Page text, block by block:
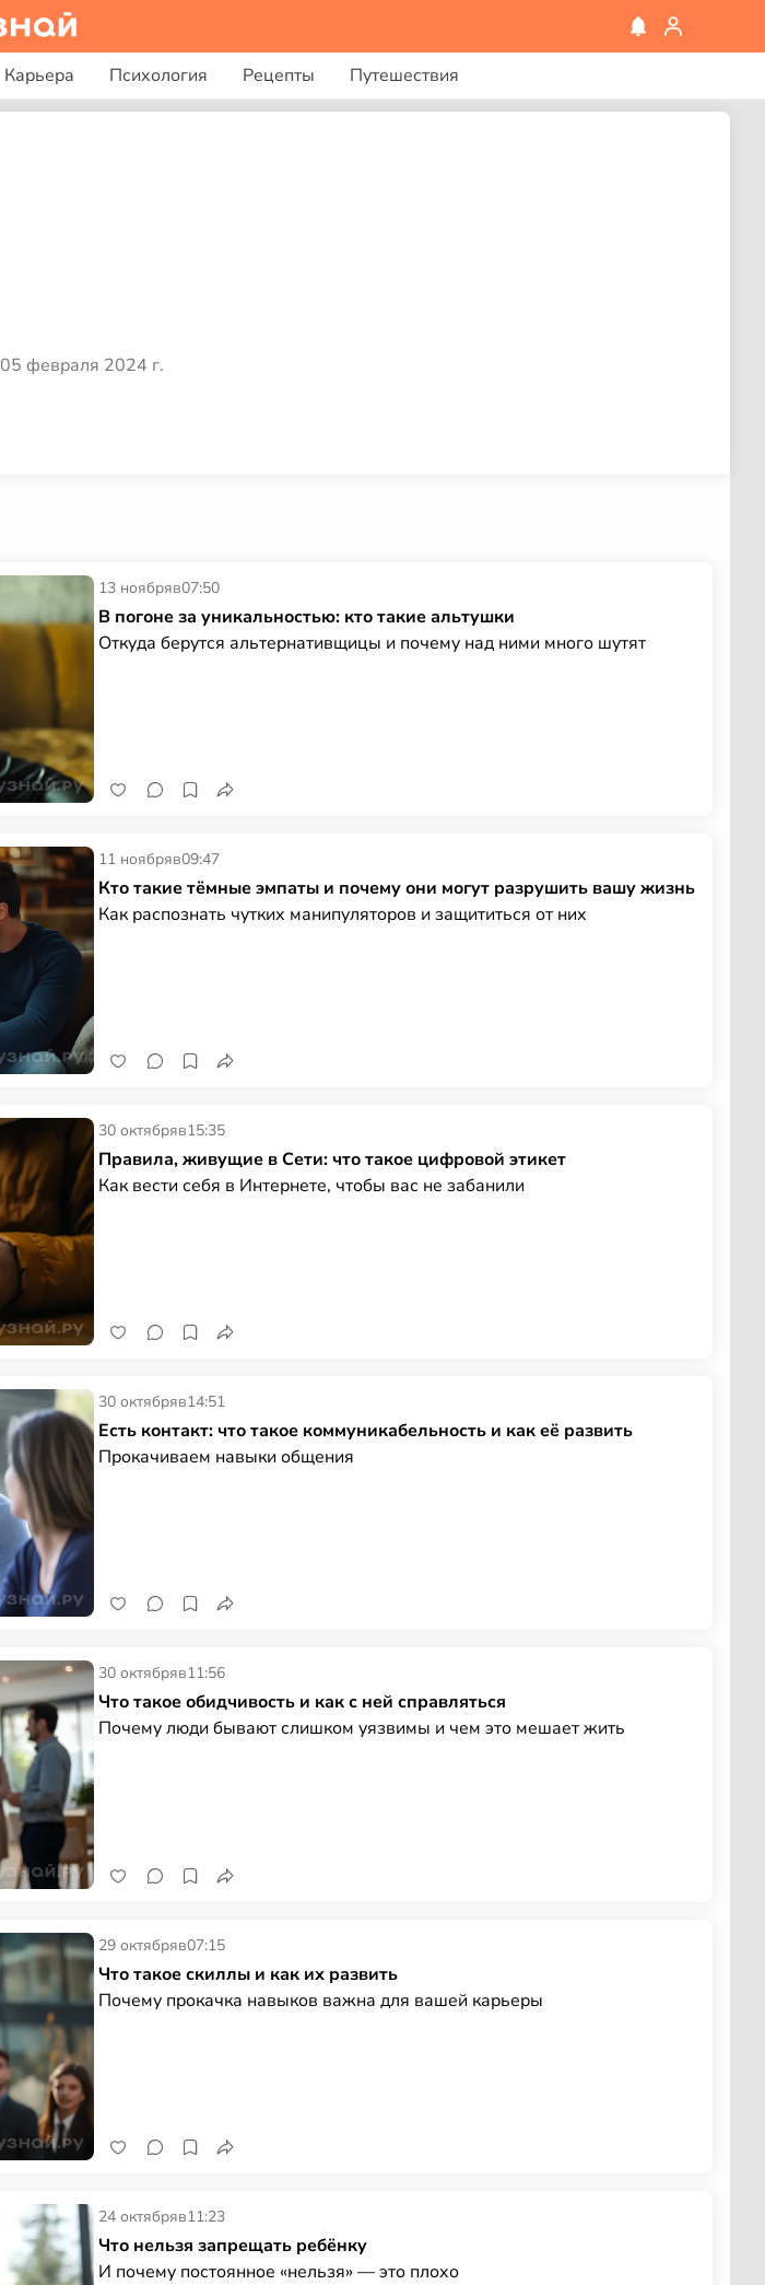
Карьера Психология Рецепты Путешествия
05 февраля 2024 г.
13 ноябряв07:50
В погоне за уникальностью: кто такие альтушки
Откуда берутся альтернативщицы и почему над ними много шутят
11 ноябряв09:47
Кто такие тёмные эмпаты и почему они могут разрушить вашу жизнь
Как распознать чутких манипуляторов и защититься от них
30 октябряв15:35
Правила, живущие в Сети: что такое цифровой этикет
Как вести себя в Интернете, чтобы вас не забанили
30 октябряв14:51
Есть контакт: что такое коммуникабельность и как её развить
Прокачиваем навыки общения
30 октябряв11:56
Что такое обидчивость и как с ней справляться
Почему люди бывают слишком уязвимы и чем это мешает жить
29 октябряв07:15
Что такое скиллы и как их развить
Почему прокачка навыков важна для вашей карьеры
24 октябряв11:23
Что нельзя запрещать ребёнку
И почему постоянное «нельзя» — это плохо